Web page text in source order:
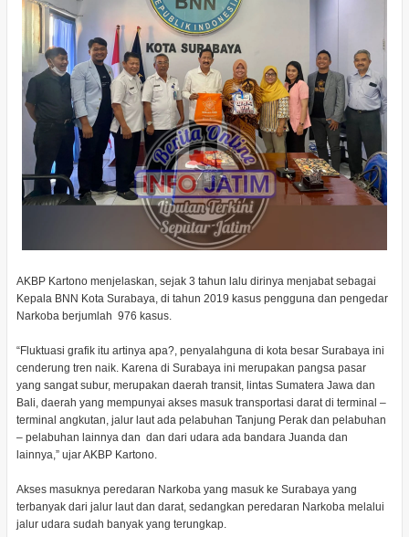
AKBP Kartono menjelaskan, sejak 3 tahun lalu dirinya menjabat sebagai
Kepala BNN Kota Surabaya, di tahun 2019 kasus pengguna dan pengedar
Narkoba berjumlah 976 kasus.
“Fluktuasi grafik itu artinya apa?, penyalahguna di kota besar Surabaya ini
cenderung tren naik. Karena di Surabaya ini merupakan pangsa pasar
yang sangat subur, merupakan daerah transit, lintas Sumatera Jawa dan
Bali, daerah yang mempunyai akses masuk transportasi darat di terminal –
terminal angkutan, jalur laut ada pelabuhan Tanjung Perak dan pelabuhan
– pelabuhan lainnya dan dan dari udara ada bandara Juanda dan
lainnya,” ujar AKBP Kartono.
Akses masuknya peredaran Narkoba yang masuk ke Surabaya yang
terbanyak dari jalur laut dan darat, sedangkan peredaran Narkoba melalui
jalur udara sudah banyak yang terungkap.